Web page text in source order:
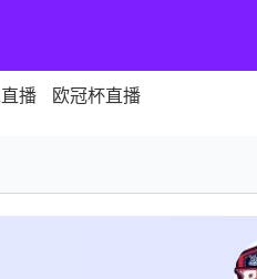
播 欧冠杯直播